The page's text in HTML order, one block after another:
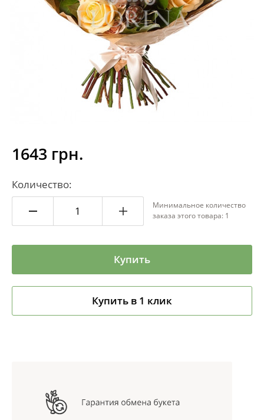
1643 грн.
Количество:
Минимальное количество
заказа этого товара: 1
Купить
Купить в 1 клик